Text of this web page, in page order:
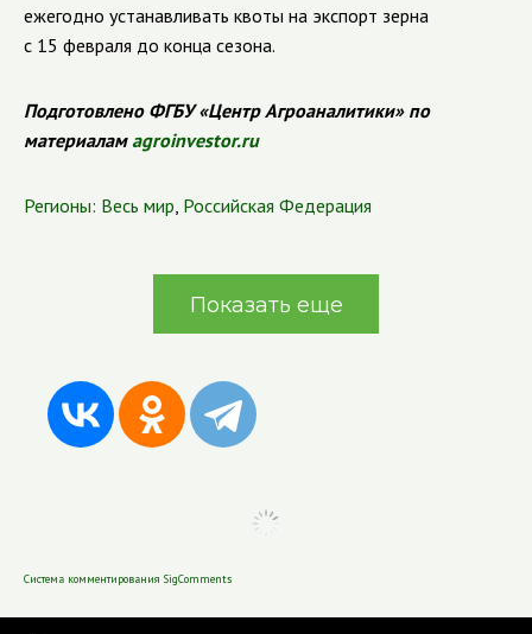
ежегодно устанавливать квоты на экспорт зерна
с 15 февраля до конца сезона.
Подготовлено ФГБУ «Центр Агроаналитики» по
материаламagroinvestor.ru
Регионы: Весь мир, Российская Федерация
Показать еще